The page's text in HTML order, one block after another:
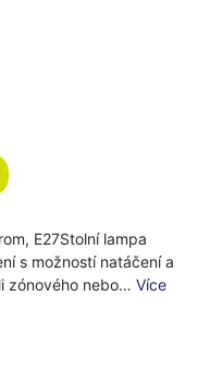
E27Stolní lampa
s možností natáčení a
zónového nebo… Více